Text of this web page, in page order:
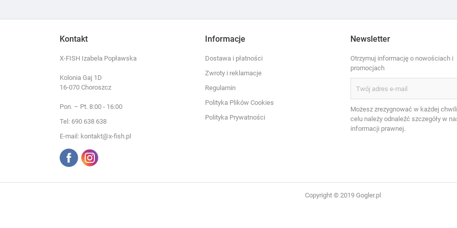
Kontakt
X-FISH Izabela Popławska
Kolonia Gaj 1D
16-070 Choroszcz
Pon. – Pt. 8:00 - 16:00
Tel: 690 638 638
E-mail: kontakt@x-fish.pl
Informacje
Dostawa i płatności
Zwroty i reklamacje
Regulamin
Polityka Plików Cookies
Polityka Prywatności
Newsletter
Otrzymuj informację o nowościach i
promocjach
Możesz zrezygnować w każdej
celu należy odnaleźć szczegóły w
informacji prawnej.
Copyright © 2019 Gogler.pl